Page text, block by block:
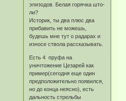
эпизодов. Белая горячка што-
ли?
Историк, ты два плюс два
прибавить не можешь,
будешь мне тут о радарах и
износе ствола рассказывать.
Есть 4 пруфа на
уничтожение Цезарей как
пример(сегодня еще один
предположительно появился,
но до конца неясно), есть
дальность стрельбы